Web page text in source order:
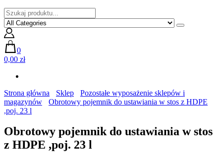
0
0,00 zł
Strona główna Sklep
Pozostałe wyposażenie sklepów i
magazynów
Obrotowy pojemnik do ustawiania w stos z HDPE
,poj. 23 l
Obrotowy pojemnik do ustawiania w stos
z HDPE ,poj. 23 l